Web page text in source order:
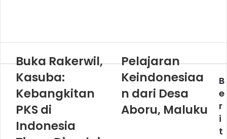
Buka Rakerwil,
Kasuba:
Kebangkitan
PKS di
Indonesia
Pelajaran
Keindonesiaa
n dari Desa
Aboru, Maluku
B
e
r
i
t